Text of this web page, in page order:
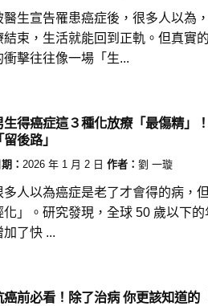
醫生宣告罹患癌症後，很多人以為
結束，生活就能回到正軌。但真實
衝擊往往像一場「生...
生得癌症這３種化放療「最傷精」
留後路」
： 2026 年 1 月 2 日 作者： 劉 一璇
多人以為癌症是老了才會得的病，
化」。研究發現，全球 50 歲以下
加了快 ...
癌前必看！除了治病 你更該知道的